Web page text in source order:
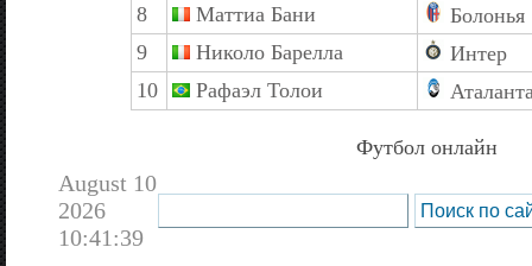
8
Маттиа Бани
Болонья
9
Николо Барелла
Интер
10
Рафаэл Толои
Футбол онлайн
August 10
2026
10:41:39